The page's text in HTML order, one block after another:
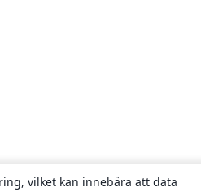
vilket kan innebära att data